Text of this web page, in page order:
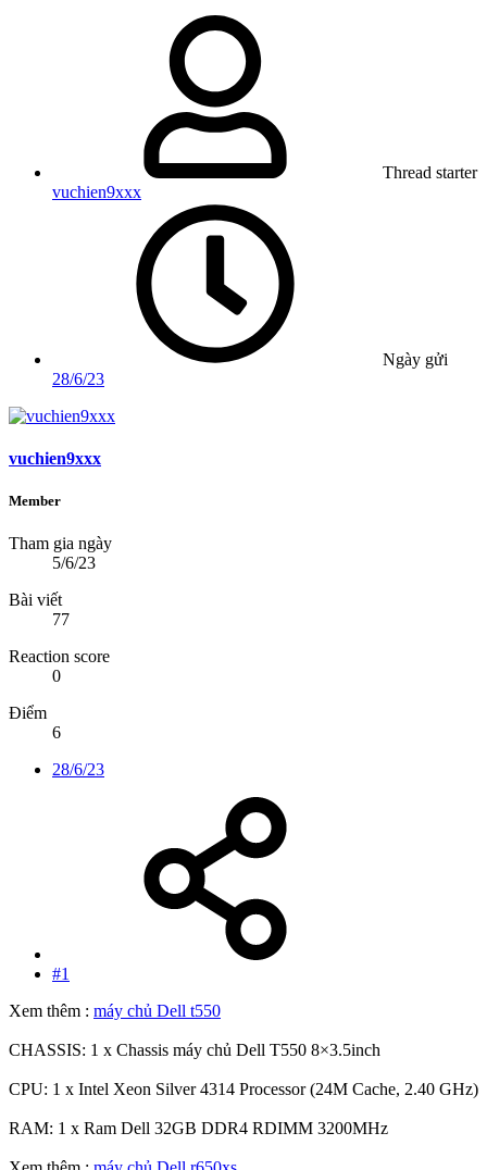
Thread starter
vuchien9xxx
Ngày gửi
28/6/23
vuchien9xxx
Member
Tham gia ngày
5/6/23
Bài viết
77
Reaction score
0
Điểm
6
28/6/23
#1
Xem thêm : máy chủ Dell t550
CHASSIS: 1 x Chassis máy chủ Dell T550 8×3.5inch
CPU: 1 x Intel Xeon Silver 4314 Processor (24M Cache, 2.40 GHz)
RAM: 1 x Ram Dell 32GB DDR4 RDIMM 3200MHz